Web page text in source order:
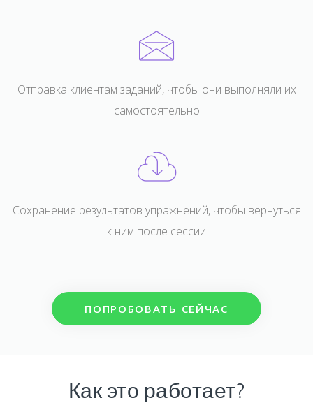
Отправка клиентам заданий, чтобы они выполняли их
самостоятельно
Сохранение результатов упражнений, чтобы вернуться
к ним после сессии
ПОПРОБОВАТЬ СЕЙЧАС
Как это работает?